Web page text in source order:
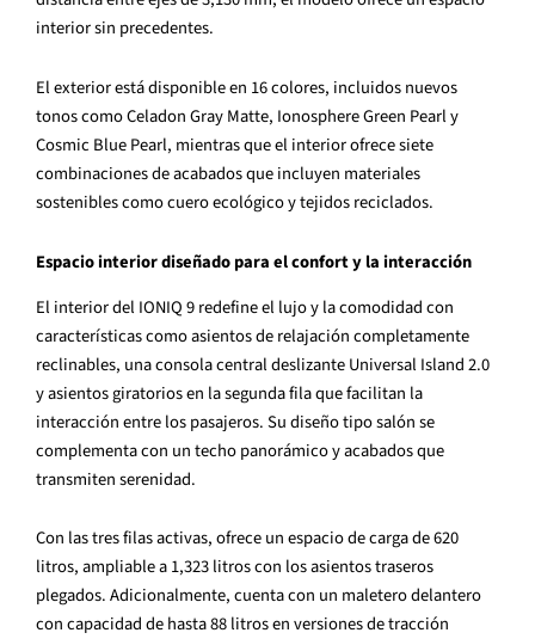
interior sin precedentes.
El exterior estádisponible en 16 colores, incluidos nuevos
tonos como Celadon Gray Matte, Ionosphere Green Pearl y
Cosmic Blue Pearl, mientras que el interior ofrece siete
combinaciones de acabados que incluyen materiales
sostenibles como cuero ecológico y tejidos reciclados.
Espacio interior diseñado para el confort y la interacción
El interior del IONIQ 9 redefine el lujo y la comodidad con
características como asientos de relajación completamente
reclinables, una consola central deslizante Universal Island 2.0
y asientos giratorios en la segunda fila que facilitan la
interacción entre los pasajeros. Su diseño tipo salón se
complementa con un techo panorámico y acabados que
transmiten serenidad.
Con las tres filas activas, ofrece un espacio de carga de 620
litros, ampliable a 1,323 litros con los asientos traseros
plegados. Adicionalmente, cuenta con un maletero delantero
con capacidad de hasta 88 litros en versiones de tracción